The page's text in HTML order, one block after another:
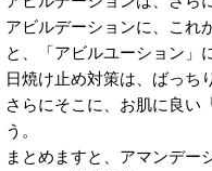
アビルデーションに、これ
と、「アビルユーション」
日焼け止め対策は、ばっち
さらにそこに、お肌に良い
う。
まとめますと、アマンデー